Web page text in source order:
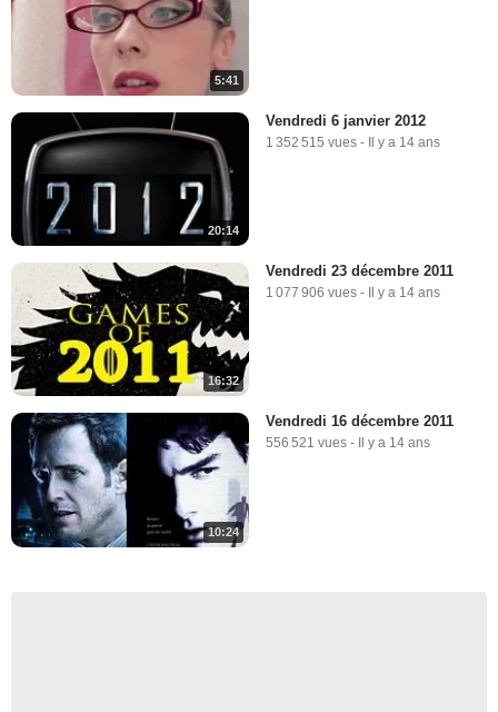
5:41
20:14
Vendredi 6 janvier 2012
1 352 515 vues - Il y a 14 ans
16:32
Vendredi 23 décembre 2011
1 077 906 vues - Il y a 14 ans
10:24
Vendredi 16 décembre 2011
556 521 vues - Il y a 14 ans